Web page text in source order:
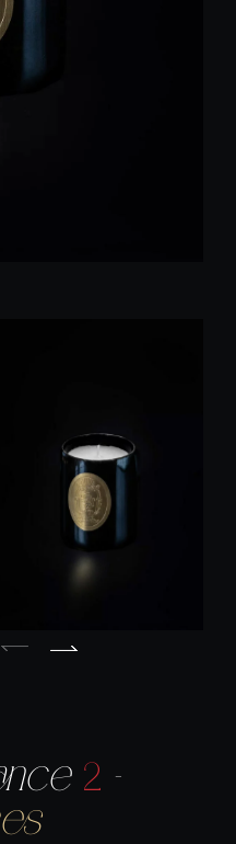
2 –